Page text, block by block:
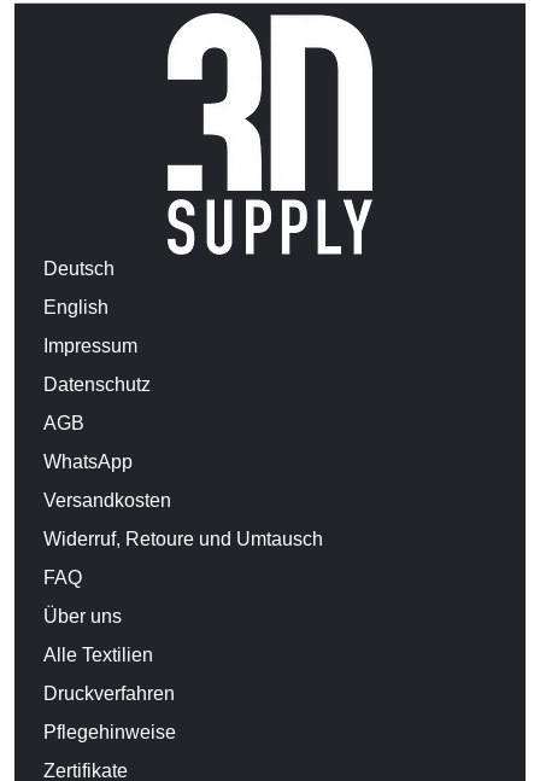
Deutsch
English
Impressum
Datenschutz
AGB
WhatsApp
Versandkosten
Widerruf, Retoure und Umtausch
FAQ
Über uns
Alle Textilien
Druckverfahren
Pflegehinweise
Zertifikate